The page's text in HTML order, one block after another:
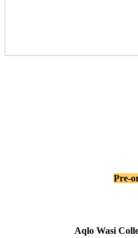
Pre-
Aqlo Wasi